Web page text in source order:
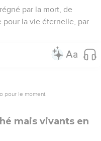
par la mort, de
pour la vie éternelle, par
pour le moment.
mais vivants en